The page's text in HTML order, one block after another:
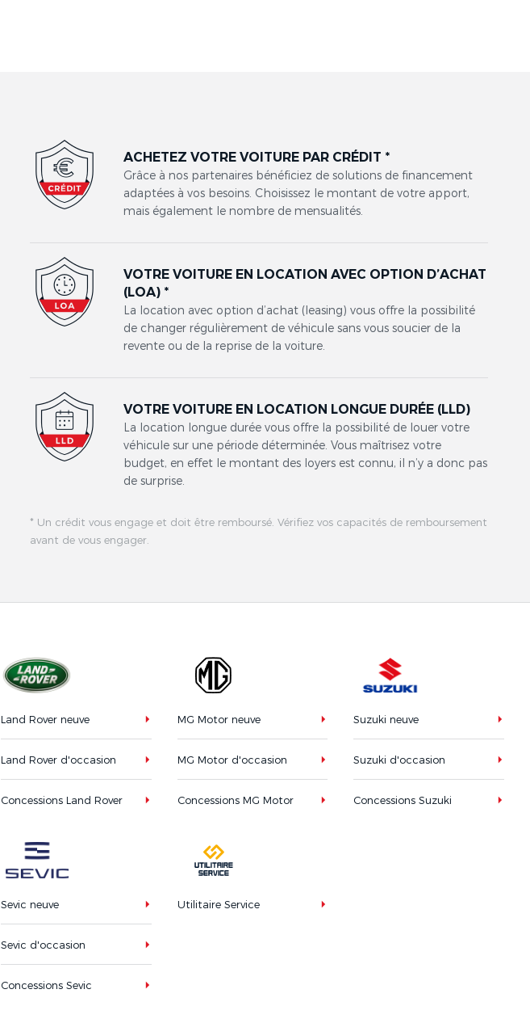
ACHETEZ VOTRE VOITURE PAR CRÉDIT *
Grâce à nos partenaires bénéficiez de solutions de financement
adaptées à vos besoins. Choisissez le montant de votre apport,
mais également le nombre de mensualités.
VOTRE VOITURE EN LOCATION AVEC OPTION D’ACHAT
(LOA) *
La location avec option d’achat (leasing) vous offre la possibilité
de changer régulièrement de véhicule sans vous soucier de la
revente ou de la reprise de la voiture.
VOTRE VOITURE EN LOCATION LONGUE DURÉE (LLD)
La location longue durée vous offre la possibilité de louer votre
véhicule sur une période déterminée. Vous maîtrisez votre
budget, en effet le montant des loyers est connu, il n’y a donc pas
de surprise.
* Un crédit vous engage et doit être remboursé. Vérifiez vos capacités de remboursement
avant de vous engager.
Land Rover neuve
Land Rover d'occasion
Concessions Land Rover
MG Motor neuve
MG Motor d'occasion
Concessions MG Motor
Suzuki neuve
Suzuki d'occasion
Concessions Suzuki
Sevic neuve
Sevic d'occasion
Concessions Sevic
Utilitaire Service